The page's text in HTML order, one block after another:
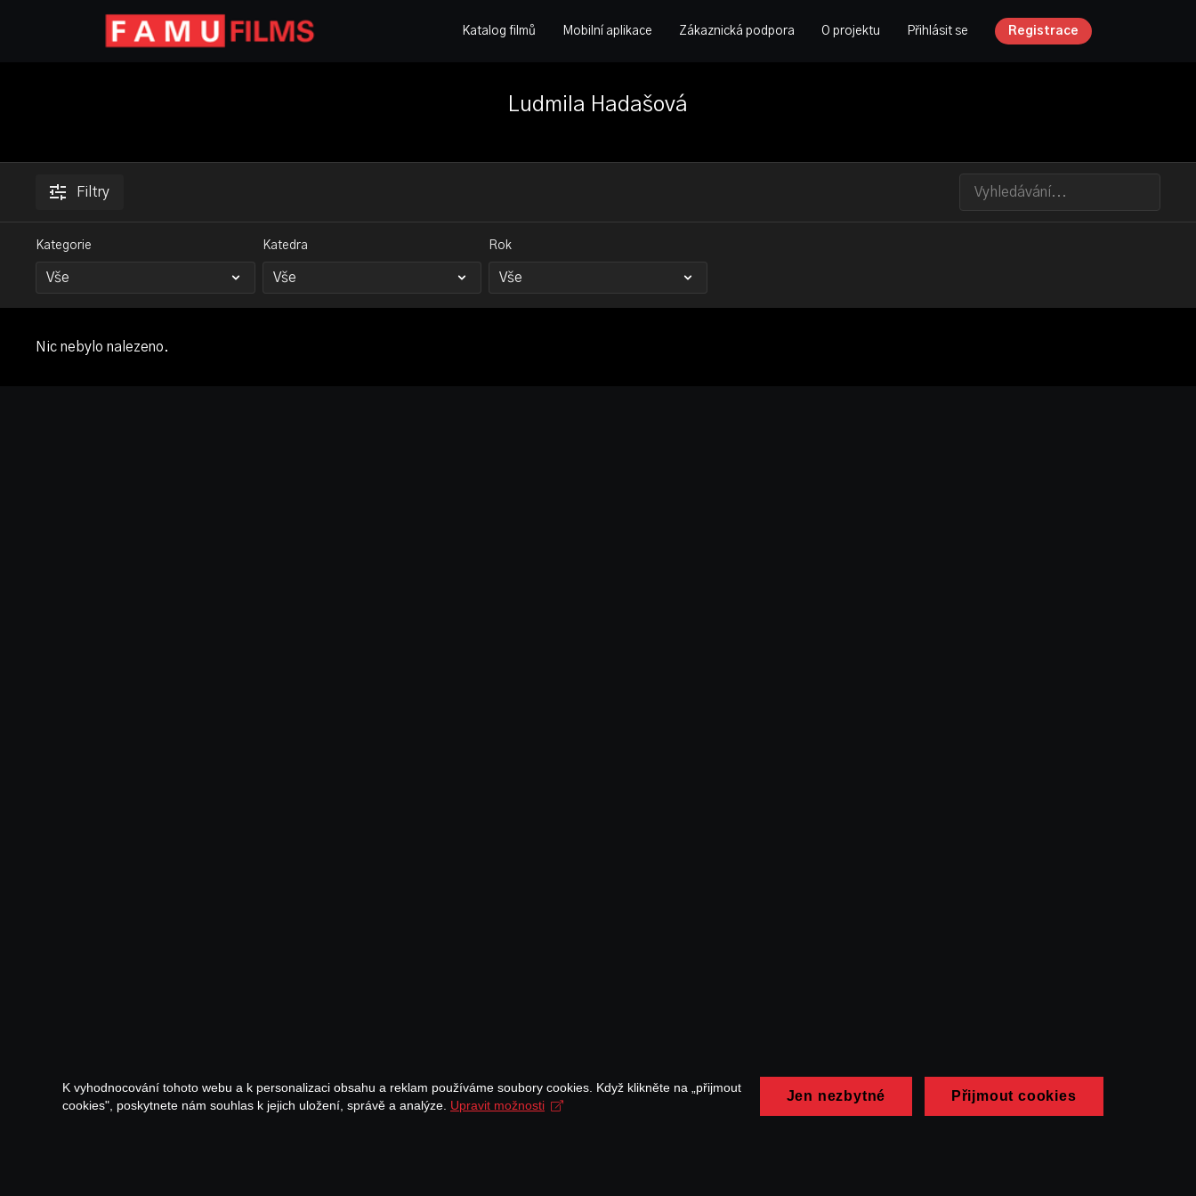
Katalog filmů Mobilní aplikace Zákaznická podpora O projektu Přihlásit se Registrace
Ludmila Hadašová
Filtry
Kategorie Katedra Rok
Nic nebylo nalezeno.
K vyhodnocování tohoto webu a k personalizaci obsahu a reklam používáme soubory cookies. Když klikněte na „přijmout
cookies", poskytnete nám souhlas k jejich uložení, správě a analýze. Upravit možnosti
Jen nezbytné Přijmout cookies